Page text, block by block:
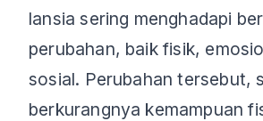
lansia sering menghadapi
perubahan, baik fisik,
sosial. Perubahan tersebut,
berkurangnya kemampuan